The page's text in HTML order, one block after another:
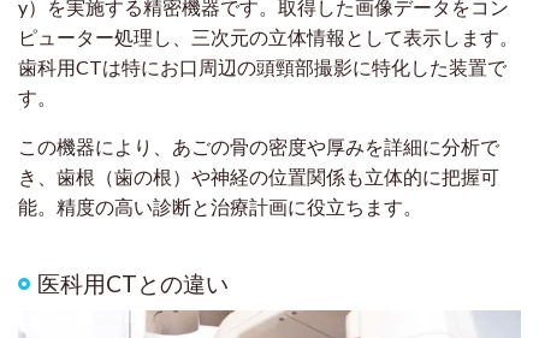
y）を実施する精密機器です。取得した画像データをコン
ピューター処理し、三次元の立体情報として表示します。
歯科用CTは特にお口周辺の頭頸部撮影に特化した装置で
す。
この機器により、あごの骨の密度や厚みを詳細に分析で
き、歯根（歯の根）や神経の位置関係も立体的に把握可
能。精度の高い診断と治療計画に役立ちます。
医科用CTとの違い